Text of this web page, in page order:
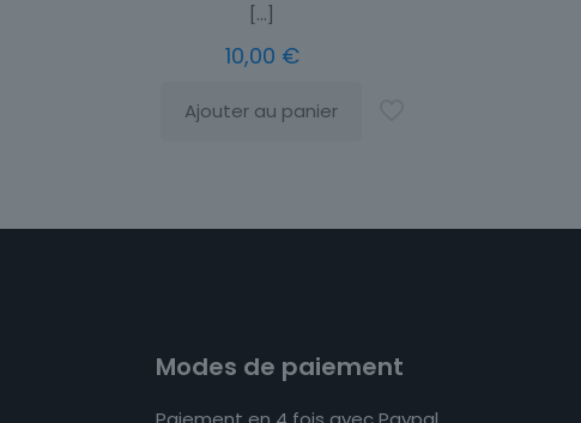
[…]
10,00 €
Ajouter au panier
Modes de paiement